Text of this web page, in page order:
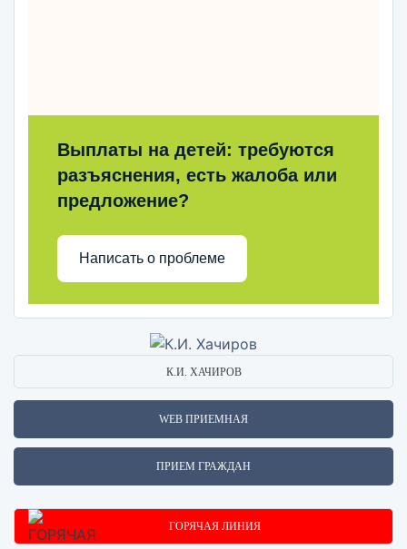
Выплаты на детей: требуются
разъяснения, есть жалоба или
предложение?
Написать о проблеме
К.И. ХАЧИРОВ
WEB ПРИЕМНАЯ
ПРИЕМ ГРАЖДАН
ГОРЯЧАЯ ЛИНИЯ